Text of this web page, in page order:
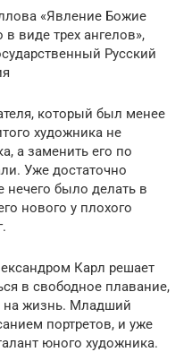
«Явление Божие
виде трех ангелов»,
Русский
который был менее
художника не
а заменить его по
Уже достаточно
было делать в
нового у плохого
Карл решает
в свободное плавание,
на жизнь. Младший
портретов, и уже
юного художника.